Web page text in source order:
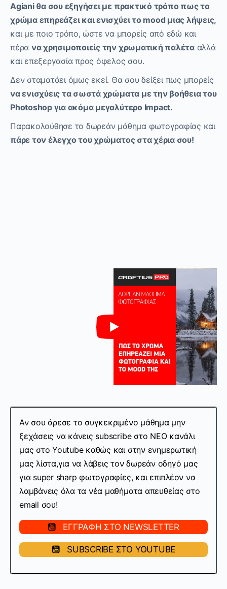
Agiani θα σου εξηγήσει με πρακτικό τρόπο πως το
χρώμα επηρεάζει και ενισχύει το mood μιας λήψεις,
και με ποιο τρόπο, ώστε να μπορείς από εδώ και
πέρα να χρησιμοποιείς την χρωματική παλέτααλλά
και επεξεργασία προς όφελος σου.
Δεν σταματάει όμως εκεί. Θα σου δείξει πως μπορείς
να ενισχύεις τα σωστά χρώματα με την βοήθεια του
Photoshop για ακόμα μεγαλύτερο Impact.
Παρακολούθησε το δωρεάν μάθημα φωτογραφίας και
πάρε τον έλεγχο του χρώματος στα χέρια σου!
Αν σου άρεσε το συγκεκριμένο μάθημα μην
ξεχάσεις να κάνεις subscribe στo ΝΕΟ κανάλι
μας στο Youtube καθώς και στην ενημερωτική
μας λίστα,για να λάβεις τον δωρεάν οδηγό μας
για super sharp φωτογραφίες, και επιπλέον να
λαμβάνεις όλα τα νέα μαθήματα απευθείας στο
email σου!
ΕΓΓΡΑΦΗ ΣΤΟ NEWSLETTER
SUBSCRIBE ΣΤΟ YOUTUBE